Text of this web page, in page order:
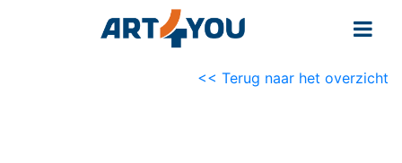
<< Terug naar het overzicht